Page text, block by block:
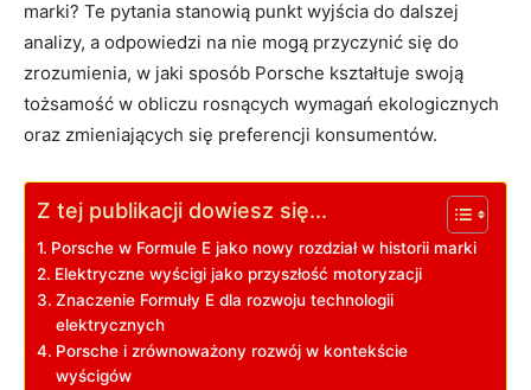
marki? Te pytania stanowią punkt wyjścia do dalszej
analizy, a odpowiedzi na nie mogą przyczynić się do
zrozumienia, w jaki sposób Porsche kształtuje swoją
tożsamość w obliczu rosnących wymagań ekologicznych
oraz zmieniających się preferencji konsumentów.
Z tej publikacji dowiesz się...
Porsche w Formule E jako nowy rozdział w historii marki
Elektryczne wyścigi jako przyszłość motoryzacji
Znaczenie Formuły E dla rozwoju technologii
elektrycznych
Porsche i zrównoważony rozwój w kontekście
wyścigów